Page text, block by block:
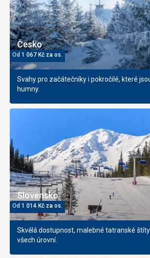
Česko
Od 1 067 Kč za os.
Svahy pro začátečníky i pokročilé, které
humny.
Slovensko
Od 1 014 Kč za os.
Skvělá dostupnost, malebné tatranské
všech úrovní.